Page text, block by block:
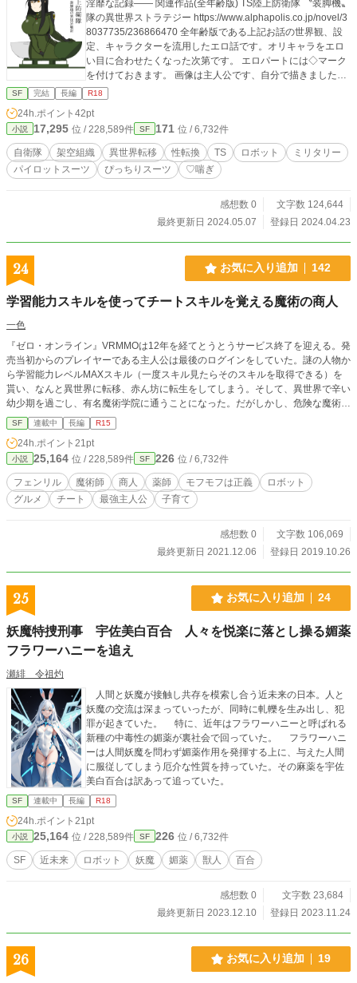
淫靡な記録―― 関連作品(全年齢版) TS陸上防衛隊 〝装脚機〟
隊の異世界ストラテジー https://www.alphapolis.co.jp/novel/3
8037735/236866470 全年齢版である上記お話の世界観、設
定、キャラクターを流用したエロ話です。オリキャラをエロ
い目に合わせたくなった次第です。 エロパートには◇マーク
を付けておきます。 画像は主人公です、自分で描きました。
本編＆おまけで完結済み。
SF 完結 長編 R18
24h.ポイント 42pt
小説 17,295 位 / 228,589件 SF 171 位 / 6,732件
自衛隊 架空組織 異世界転移 性転換 TS ロボット
ミリタリー
パイロットスーツ
ぴっちりスーツ ♡喘ぎ
感想数 0
文字数 124,644
最終更新日 2024.05.07
登録日 2024.04.23
24 お気に入り追加 142
学習能力スキルを使ってチートスキルを覚える魔術の商人
一色
『ゼロ・オンライン』VRMMOは12年を経てとうとうサービス終了を迎える。発
売当初からのプレイヤーである主人公は最後のログインをしていた。謎の人物か
ら学習能力レベルMAXスキル（一度スキル見たらそのスキルを取得できる）を
貰い、なんと異世界に転移、赤ん坊に転生をしてしまう。そして、異世界で辛い
幼少期を過ごし、有名魔術学院に通うことになった。だがしかし、危険な魔術を
使い退学となり、王国を追放される。そして、ダンジョンと都市を行き来する生
活が始まった。そこで、一匹のフェンリルに出会ったことをきっかけに、鬱屈し
ていた心境が変わり、やがて、魔術の商人として活躍することになる。 ※誤字
脱字、文章がおかしな点などは出来る限り追加修正中。アルファポリス、カクヨ
ム、ノベルアッププラスでも投稿中。
SF 連載中 長編 R15
24h.ポイント 21pt
小説 25,164 位 / 228,589件 SF 226 位 / 6,732件
フェンリル 魔術師 商人 薬師 モフモフは正義
ロボット
グルメ
チート 最強主人公 子育て
感想数 0
文字数 106,069
最終更新日 2021.12.06
登録日 2019.10.26
25 お気に入り追加 24
妖魔特捜刑事 宇佐美白百合 人々を悦楽に落とし操る媚薬
フラワーハニーを追え
瀬緋 令祖灼
人間と妖魔が接触し共存を模索し合う近未来の日本。人と
妖魔の交流は深まっていったが、同時に軋轢を生み出し、犯
罪が起きていた。 特に、近年はフラワーハニーと呼ばれる
新種の中毒性の媚薬が裏社会で回っていた。 フラワーハニ
ーは人間妖魔を問わず媚薬作用を発揮する上に、与えた人間
に服従してしまう厄介な性質を持っていた。その麻薬を宇佐
美白百合は訳あって追っていた。
SF 連載中 長編 R18
24h.ポイント 21pt
小説 25,164 位 / 228,589件 SF 226 位 / 6,732件
SF 近未来 ロボット 妖魔 媚薬 獣人 百合
感想数 0
文字数 23,684
最終更新日 2023.12.10
登録日 2023.11.24
26 お気に入り追加 19